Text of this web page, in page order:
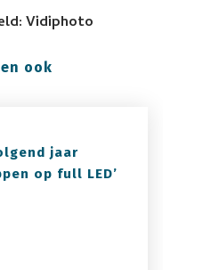
Vidiphoto
ook
jaar
op full LED’